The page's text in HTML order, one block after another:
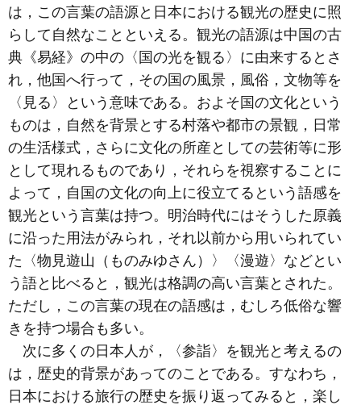
は，この言葉の語源と日本における観光の歴史に照
らして自然なことといえる。観光の語源は中国の古
典《易経》の中の〈国の光を観る〉に由来するとさ
れ，他国へ行って，その国の風景，風俗，文物等を
〈見る〉という意味である。およそ国の文化という
ものは，自然を背景とする村落や都市の景観，日常
の生活様式，さらに文化の所産としての芸術等に形
として現れるものであり，それらを視察することに
よって，自国の文化の向上に役立てるという語感を
観光という言葉は持つ。明治時代にはそうした原義
に沿った用法がみられ，それ以前から用いられてい
た〈物見遊山（ものみゆさん）〉〈漫遊〉などとい
う語と比べると，観光は格調の高い言葉とされた。
ただし，この言葉の現在の語感は，むしろ低俗な響
きを持つ場合も多い。
次に多くの日本人が，〈参詣〉を観光と考えるの
は，歴史的背景があってのことである。すなわち，
日本における旅行の歴史を振り返ってみると，楽し